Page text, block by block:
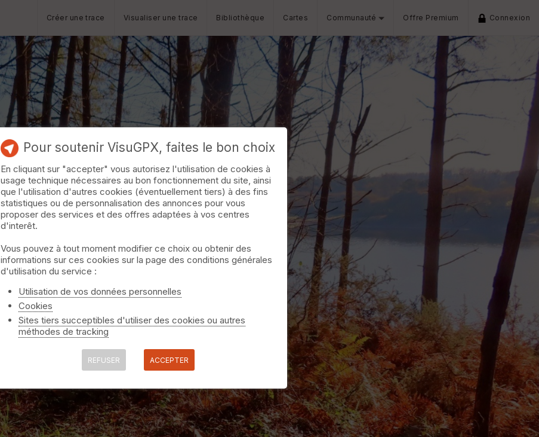
Créer une trace Visualiser une trace Bibliothèque Cartes Communauté Offre Premium Connexion
Pour soutenir VisuGPX, faites le bon choix
En cliquant sur "accepter" vous autorisez l'utilisation de cookies à
usage technique nécessaires au bon fonctionnement du site, ainsi
que l'utilisation d'autres cookies (éventuellement tiers) à des fins
statistiques ou de personnalisation des annonces pour vous
proposer des services et des offres adaptées à vos centres
d'interêt.
Vous pouvez à tout moment modifier ce choix ou obtenir des
informations sur ces cookies sur la page des conditions générales
d'utilisation du service :
Utilisation de vos données personnelles
Cookies
Sites tiers succeptibles d'utiliser des cookies ou autres
méthodes de tracking
REFUSER ACCEPTER